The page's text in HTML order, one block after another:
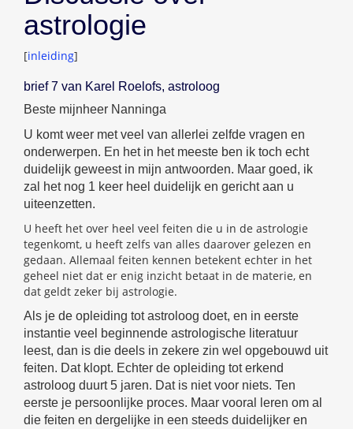
astrologie
[inleiding]
brief 7 van Karel Roelofs, astroloog
Beste mijnheer Nanninga
U komt weer met veel van allerlei zelfde vragen en
onderwerpen. En het in het meeste ben ik toch echt
duidelijk geweest in mijn antwoorden. Maar goed, ik
zal het nog 1 keer heel duidelijk en gericht aan u
uiteenzetten.
U heeft het over heel veel feiten die u in de astrologie
tegenkomt, u heeft zelfs van alles daarover gelezen en
gedaan. Allemaal feiten kennen betekent echter in het
geheel niet dat er enig inzicht betaat in de materie, en
dat geldt zeker bij astrologie.
Als je de opleiding tot astroloog doet, en in eerste
instantie veel beginnende astrologische literatuur
leest, dan is die deels in zekere zin wel opgebouwd uit
feiten. Dat klopt. Echter de opleiding tot erkend
astroloog duurt 5 jaren. Dat is niet voor niets. Ten
eerste je persoonlijke proces. Maar vooral leren om al
die feiten en dergelijke in een steeds duidelijker en